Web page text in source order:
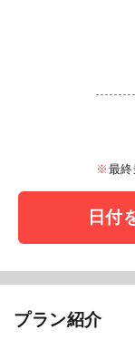
最
日付
プラン紹介